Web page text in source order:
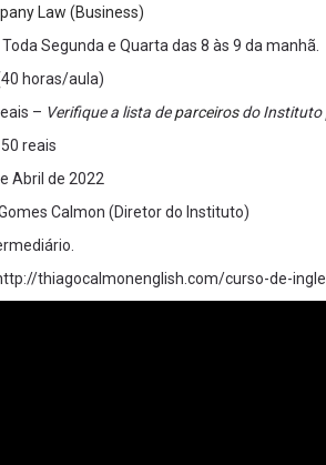
Law (Business)
Toda Segunda e Quarta das 8 às 9 da manhã.
horas/aula)
– Verifique a lista deparceirosdo Instituto
50 reais
Abril de 2022
Calmon (Diretor do Instituto)
thiagocalmonenglish.com/curso-de-